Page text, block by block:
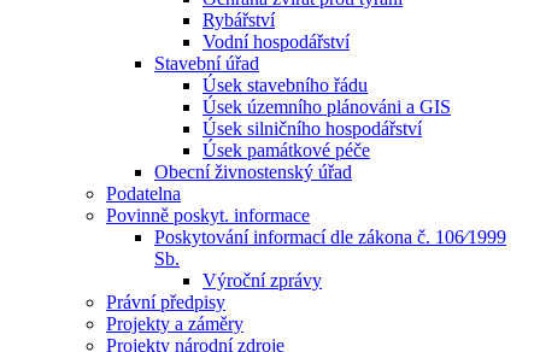
Rybářství
Vodní hospodářství
Stavební úřad
Úsek stavebního řádu
Úsek územního plánováni a GIS
Úsek silničního hospodářství
Úsek památkové péče
Obecní živnostenský úřad
Podatelna
Povinně poskyt. informace
Poskytování informací dle zákona č. 106⁄1999
Sb.
Výroční zprávy
Právní předpisy
Projekty a záměry
Projekty národní zdroje